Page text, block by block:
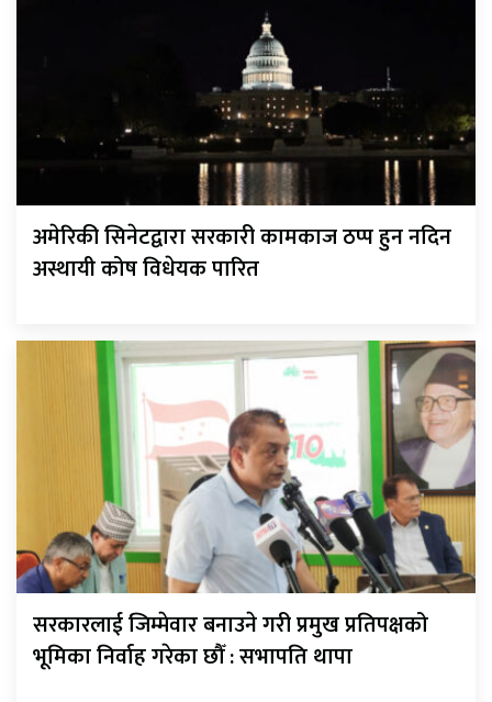
अमेरिकी सिनेटद्वारा सरकारी कामकाज ठप्प हुन नदिन
अस्थायी कोष विधेयक पारित
सरकारलाई जिम्मेवार बनाउने गरी प्रमुख प्रतिपक्षको
भूमिका निर्वाह गरेका छौँ : सभापति थापा